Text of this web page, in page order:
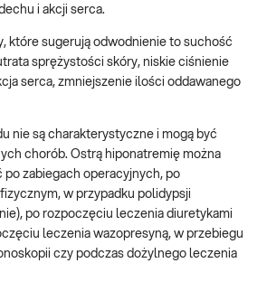
i akcji serca.
które sugerują odwodnienie to suchość
sprężystości skóry, niskie ciśnienie
serca, zmniejszenie ilości oddawanego
nie są charakterystyczne i mogą być
chorób. Ostrą hiponatremię można
po zabiegach operacyjnych, po
w przypadku polidypsji
po rozpoczęciu leczenia diuretykami
leczenia wazopresyną, w przebiegu
czy podczas dożylnego leczenia